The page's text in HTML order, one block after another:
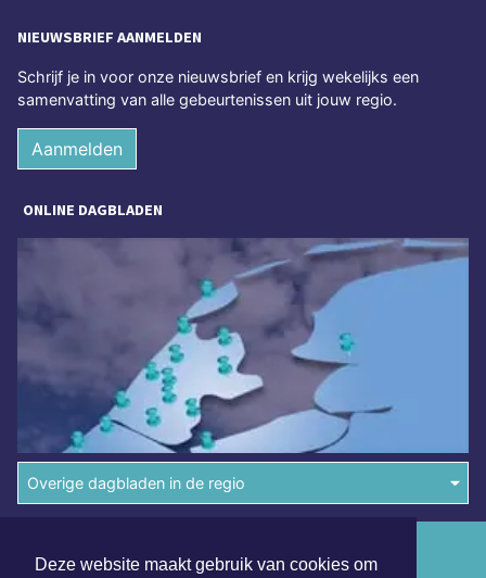
Deze website maakt gebruik van cookies om
NIEUWSBRIEF AANMELDEN
Schrijf je in voor onze nieuwsbrief en krijg wekelijks een
samenvatting van alle gebeurtenissen uit jouw regio.
Aanmelden
ONLINE DAGBLADEN
Overige dagbladen in de regio